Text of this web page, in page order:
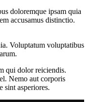
doloremque ipsam quia
accusamus distinctio.
Voluptatum voluptatibus
qui dolor reiciendis.
Nemo aut corporis
sint asperiores.